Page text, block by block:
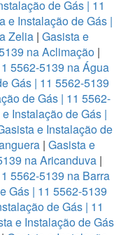
de Gás | 11
e Instalação de Gás |
Zelia | Gasista e
na Aclimação |
5562-5139 na Água
Gás | 11 5562-5139
de Gás | 11 5562-
Instalação de Gás |
e Instalação de
| Gasista e
na Aricanduva |
5562-5139 na Barra
Gás | 11 5562-5139
de Gás | 11
e Instalação de Gás